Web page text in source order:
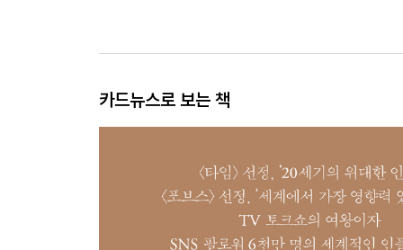
카드뉴스로 보는 책